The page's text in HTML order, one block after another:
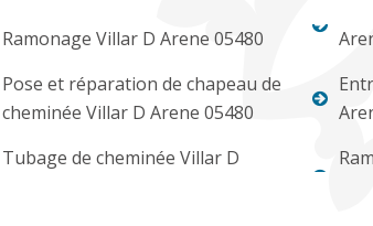
Ramonage Villar D Arene 05480
Pose et réparation de chapeau de
cheminée Villar D Arene 05480
Tubage de cheminée Villar D